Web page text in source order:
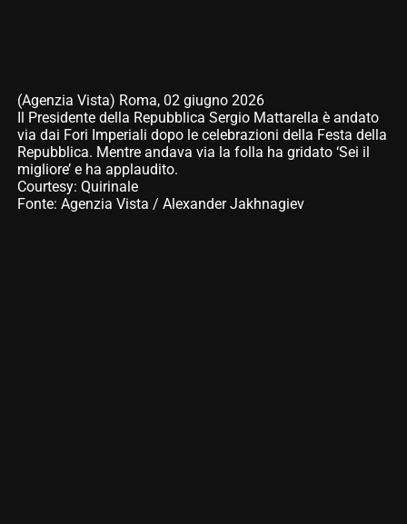
(Agenzia Vista) Roma, 02 giugno 2026
Il Presidente della Repubblica Sergio Mattarella è andato
via dai Fori Imperiali dopo le celebrazioni della Festa della
Repubblica. Mentre andava via la folla ha gridato ‘Sei il
migliore’ e ha applaudito.
Courtesy: Quirinale
Fonte: Agenzia Vista / Alexander Jakhnagiev